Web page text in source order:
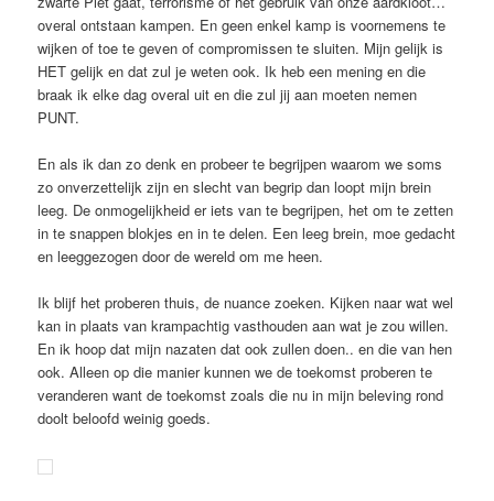
overal ontstaan kampen. En geen enkel kamp is voornemens te
wijken of toe te geven of compromissen te sluiten. Mijn gelijk is
HET gelijk en dat zul je weten ook. Ik heb een mening en die
braak ik elke dag overal uit en die zul jij aan moeten nemen
PUNT.
En als ik dan zo denk en probeer te begrijpen waarom we soms
zo onverzettelijk zijn en slecht van begrip dan loopt mijn brein
leeg. De onmogelijkheid er iets van te begrijpen, het om te zetten
in te snappen blokjes en in te delen. Een leeg brein, moe gedacht
en leeggezogen door de wereld om me heen.
Ik blijf het proberen thuis, de nuance zoeken. Kijken naar wat wel
kan in plaats van krampachtig vasthouden aan wat je zou willen.
En ik hoop dat mijn nazaten dat ook zullen doen.. en die van hen
ook. Alleen op die manier kunnen we de toekomst proberen te
veranderen want de toekomst zoals die nu in mijn beleving rond
doolt beloofd weinig goeds.